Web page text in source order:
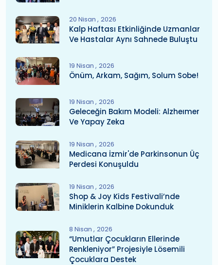
20 Nisan 2026
Kalp Haftası Etkinliğinde Uzmanlar
Ve Hastalar Aynı Sahnede Buluştu
19 Nisan 2026
Önüm, Arkam, Sağım, Solum Sobe!
19 Nisan 2026
Geleceğin Bakım Modeli: Alzheımer
Ve Yapay Zeka
19 Nisan 2026
Medicana İzmir'de Parkinsonun Üç
Perdesi Konuşuldu
19 Nisan 2026
Shop & Joy Kids Festivali’nde
Miniklerin Kalbine Dokunduk
8 Nisan 2026
“Umutlar Çocukların Ellerinde
Renkleniyor” Projesiyle Lösemili
Çocuklara Destek